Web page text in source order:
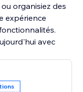
organisiez des
expérience
avec